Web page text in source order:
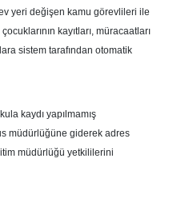
yeri değişen kamu görevlileri ile
kayıtları, müracaatları
sistem tarafından otomatik
kaydı yapılmamış
müdürlüğüne giderek adres
müdürlüğü yetkililerini